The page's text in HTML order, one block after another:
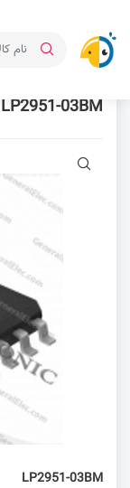
LP2951-03BM
LP2951-03BM